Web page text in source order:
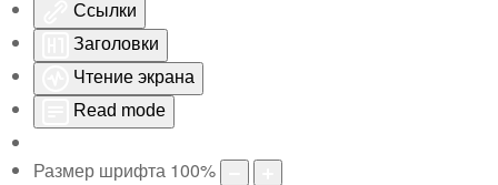
Ссылки
Заголовки
Чтение экрана
Read mode
Размер шрифта 100%